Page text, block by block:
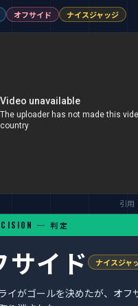
オフサイド ナイスジャッジ
引用
─ 判定
サイド ナイスジャ
イがゴールを決めたが、オフ